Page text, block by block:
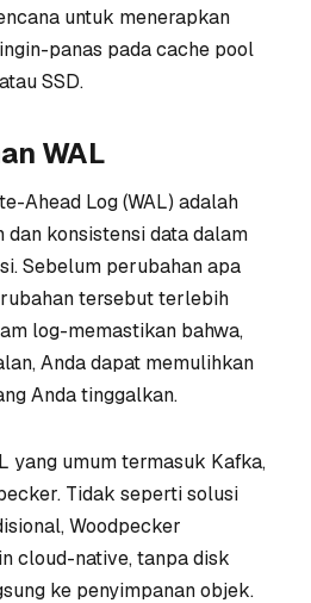
untuk menerapkan
panas pada cache pool
SSD.
WAL
Ahead Log (WAL) adalah
dan konsistensi data dalam
Sebelum perubahan apa
tersebut terlebih
log-memastikan bahwa,
Anda dapat memulihkan
Anda tinggalkan.
yang umum termasuk Kafka,
Tidak seperti solusi
Woodpecker
cloud-native, tanpa disk
ke penyimpanan objek.